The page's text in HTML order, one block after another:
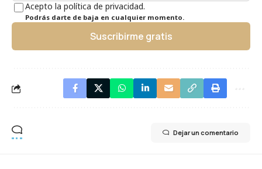
Acepto la política de privacidad.
Podrás darte de baja en cualquier momento.
Suscribirme gratis
Dejar un comentario